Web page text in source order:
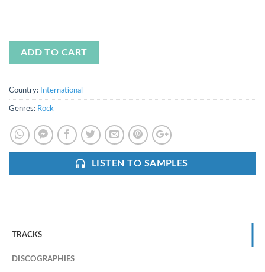
ADD TO CART
Country: International
Genres: Rock
LISTEN TO SAMPLES
TRACKS
DISCOGRAPHIES